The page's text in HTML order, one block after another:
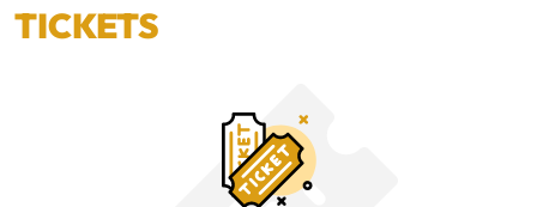
TICKETS